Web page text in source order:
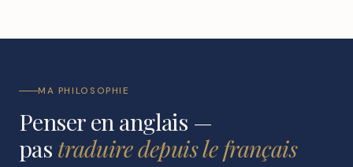
MA PHILOSOPHIE
Penser en anglais —
pas traduire depuis le français